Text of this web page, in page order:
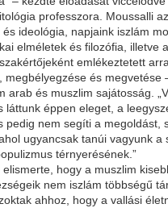
professzora. Moussalli
ideológia, napjaink iszlám
elméletek és filozófia, illetve
emlékeztetett
megbélyegzése és megvetése
arab és muszlim sajátosság.
láttunk éppen eleget, a
pedig nem segíti a megoldást,
ugyancsak tanúi vagyunk a
térnyerésének.”
elismerte, hogy a muszlim
nem iszlám többségű
ahhoz, hogy a vallási